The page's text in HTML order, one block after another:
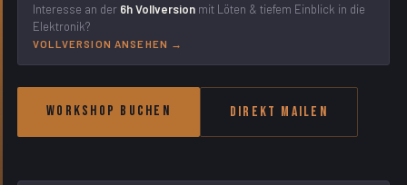
Interesse an der 6h Vollversion mit Löten & tiefem Einblick in die
Elektronik?
VOLLVERSION ANSEHEN →
Workshop buchen Direkt mailen